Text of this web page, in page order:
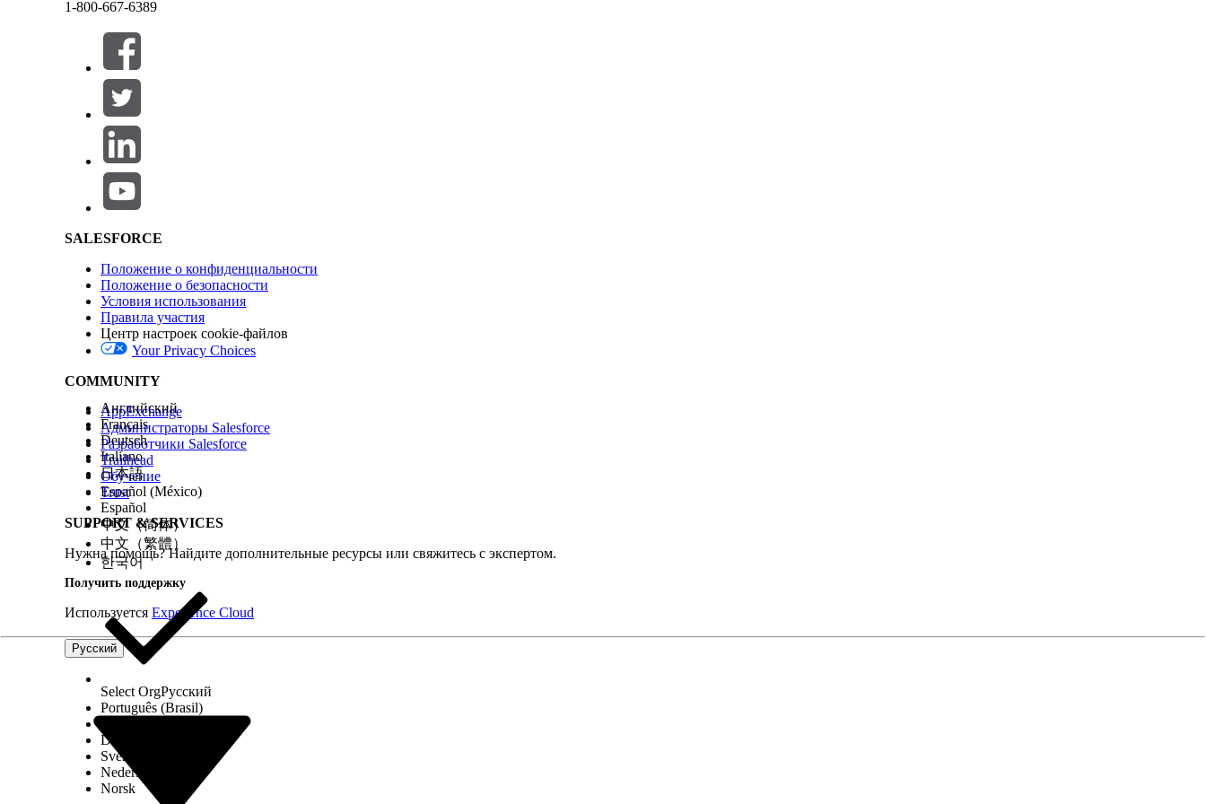
Закрыть
1-800-667-6389
SALESFORCE
Положение о конфиденциальности
Положение о безопасности
Условия использования
Правила участия
Центр настроек cookie-файлов
Your Privacy Choices
COMMUNITY
AppExchange
Администраторы Salesforce
Разработчики Salesforce
Trailhead
Обучение
Trust
SUPPORT & SERVICES
Нужна помощь? Найдите дополнительные ресурсы или свяжитесь с экспертом.
Получить поддержку
Используется Experience Cloud
Русский
Английский
Français
Deutsch
Italiano
日本語
Español (México)
Español
中文（简体）
中文（繁體）
한국어
Select OrgРусский
Português (Brasil)
Dansk
Svenska
Nederlands
Norsk
Salesforce Help | Article